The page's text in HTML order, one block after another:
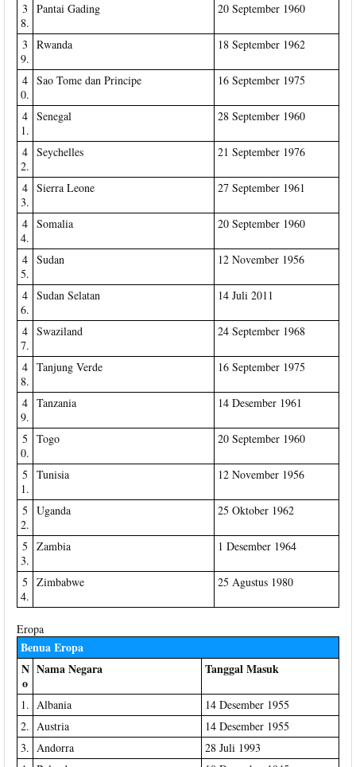
3
8.
Pantai Gading 20 September 1960
3
9.
Rwanda 18 September 1962
4
0.
Sao Tome dan Principe 16 September 1975
4
1.
Senegal 28 September 1960
4
2.
Seychelles 21 September 1976
4
3.
Sierra Leone 27 September 1961
4
4.
Somalia 20 September 1960
4
5.
Sudan 12 November 1956
4
6.
Sudan Selatan 14 Juli 2011
4
7.
Swaziland 24 September 1968
4
8.
Tanjung Verde 16 September 1975
4
9.
Tanzania 14 Desember 1961
5
0.
Togo 20 September 1960
5
1.
Tunisia 12 November 1956
5
2.
Uganda 25 Oktober 1962
5
3.
Zambia 1 Desember 1964
5
4.
Zimbabwe 25 Agustus 1980
Eropa
Benua Eropa
N
o
Nama Negara Tanggal Masuk
1. Albania
14 Desember 1955
2. Austria
14 Desember 1955
3. Andorra
28 Juli 1993